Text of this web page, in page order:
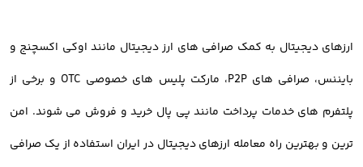
آنها میسر نمیباشد و ریسک مسدود شدن دارایی معامله گران ایرانی
وجود دارد. در این صورت امن ترین روش معامله ارز دیجیتال برای ایرانیان،
استفاده از خدمات صرافی های ایرانی است
خرید ارز دیجیتال
ارزهای دیجیتال به کمک صرافی های ارز دیجیتال مانند اوکی اکسچنج و
بایننس، صرافی های P2P، مارکت پلیس های خصوصی OTC و برخی از
پلتفرم های خدمات پرداخت مانند پی پال خرید و فروش می شوند. امن
ترین و بهترین راه معامله ارزهای دیجیتال در ایران استفاده از یک صرافی